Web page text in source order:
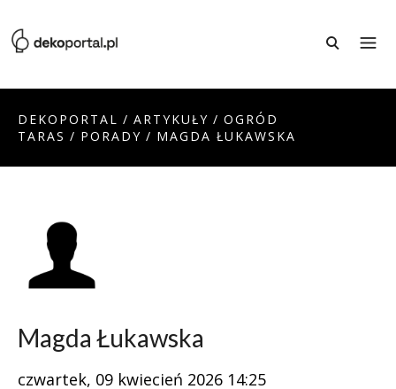
DEKOPORTAL / ARTYKUŁY / OGRÓD
TARAS / PORADY / MAGDA ŁUKAWSKA
Magda Łukawska
czwartek, 09 kwiecień 2026 14:25